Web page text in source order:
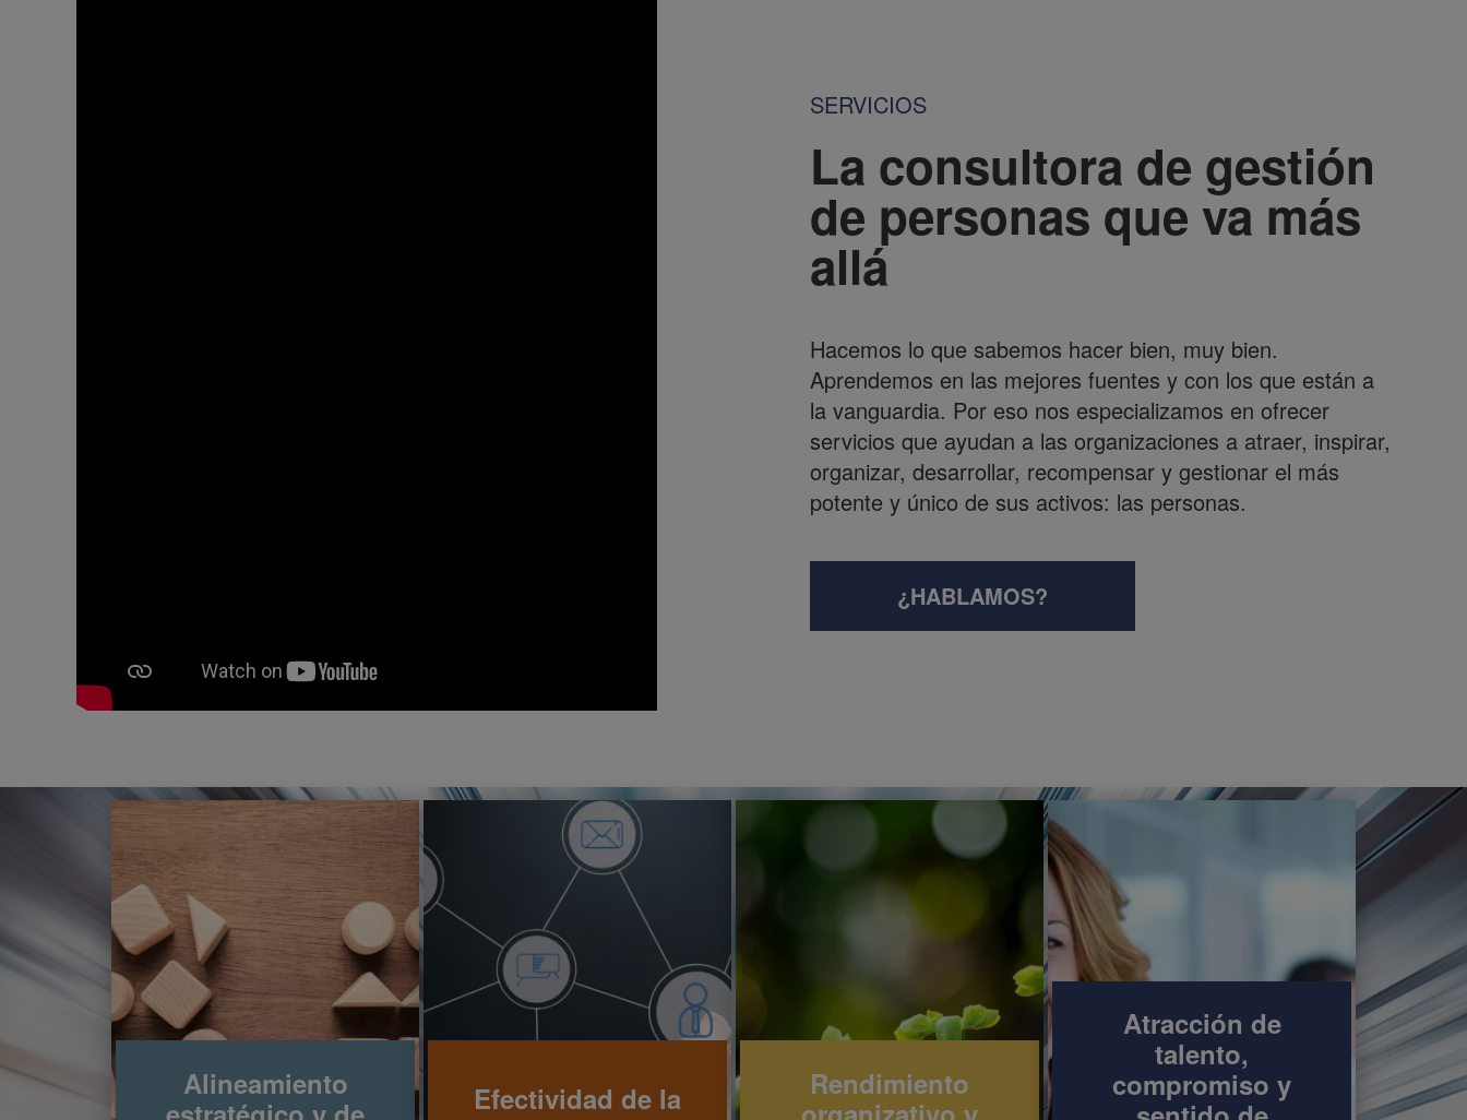
SERVICIOS
La consultora de gestión
de personas que va más
allá
Hacemos lo que sabemos hacer bien, muy bien.
Aprendemos en las mejores fuentes y con los que están a
la vanguardia. Por eso nos especializamos en ofrecer
servicios que ayudan a las organizaciones a atraer, inspirar,
organizar, desarrollar, recompensar y gestionar el más
potente y único de sus activos: las personas.
¿HABLAMOS?
Alineamiento
Efectividad de la
Rendimiento
Atracción de
talento,
compromiso y